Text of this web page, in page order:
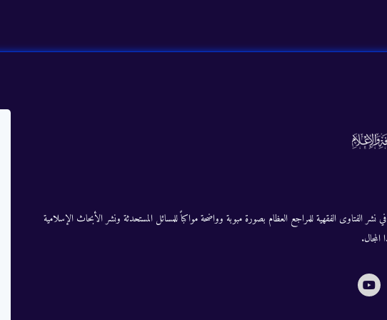
الفتاوى الفقهية للمراجع العظام بصورة مبوبة وواضحة مواكباً للمسائل المستحدثة ونشر الأبحاث الإسلامية